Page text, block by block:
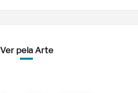
Ver pela Arte